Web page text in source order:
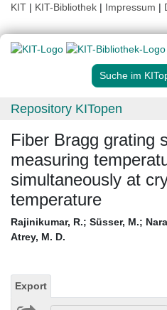
KIT | KIT-Bibliothek | Impressum |
Suche im
Repository KITopen
Fiber Bragg grating
measuring
simultaneously at
temperature
Rajinikumar, R.; Süsser, M.;
Atrey, M. D.
Export